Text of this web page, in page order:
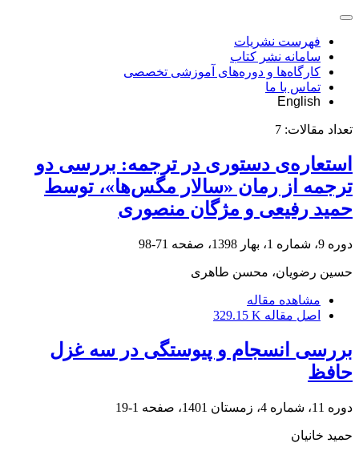
فهرست نشریات
سامانه نشر کتاب
کارگاه‌ها و دوره‌های آموزشی تخصصی
تماس با ما
English
تعداد مقالات: 7
استعار‌ه‌ی دستوری در ترجمه: بررسی دو
ترجمه از رمان «سالار مگس‌ها»، توسط
حمید رفیعی و مژگان منصوری
دوره 9، شماره 1، بهار 1398، صفحه 71-98
حسین رضویان، محسن طاهری
مشاهده مقاله
اصل مقاله 329.15 K
بررسی انسجام و پیوستگی در سه غزل
حافظ
دوره 11، شماره 4، زمستان 1401، صفحه 1-19
حمید خانیان